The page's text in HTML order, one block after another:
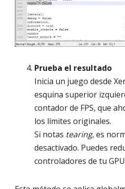
Prueba el resultado
Inicia un juego desde
esquina superior
contador de FPS, que
los límites originales.
Si notas tearing, es
desactivado. Puedes
controladores de tu